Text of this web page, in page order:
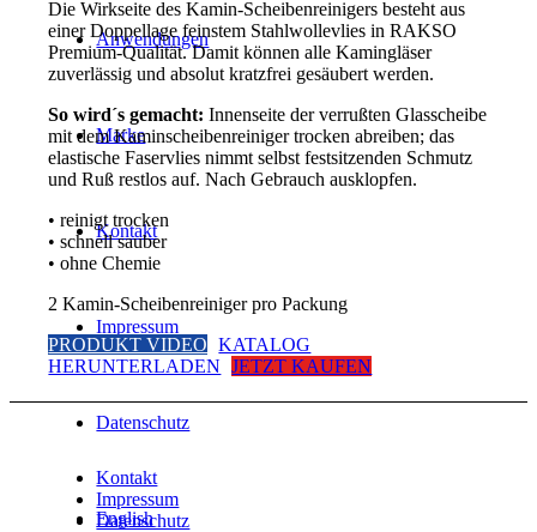
Anwendungen
Marke
Kontakt
Impressum
Datenschutz
English
Die Wirkseite des Kamin-Scheibenreinigers besteht aus
einer Doppellage feinstem Stahlwollevlies in RAKSO
Premium-Qualität. Damit können alle Kamingläser
zuverlässig und absolut kratzfrei gesäubert werden.
So wird´s gemacht: Innenseite der verrußten Glasscheibe
mit dem Kaminscheibenreiniger trocken abreiben; das
elastische Faservlies nimmt selbst festsitzenden Schmutz
und Ruß restlos auf. Nach Gebrauch ausklopfen.
• reinigt trocken
• schnell sauber
• ohne Chemie
2 Kamin-Scheibenreiniger pro Packung
PRODUKT VIDEO
KATALOG
HERUNTERLADEN
JETZT KAUFEN
Kontakt
Impressum
Datenschutz